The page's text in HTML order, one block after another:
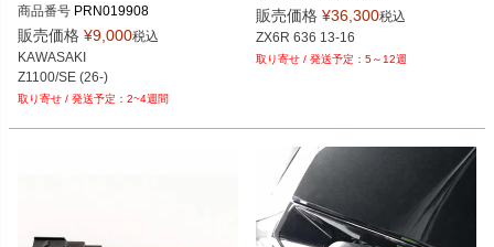
商品番号 PRN019908
PRN019908-02
PRN019908-03
販売価格 ¥9,000税込
KAWASAKI
Z1100/SE (26-)
2~4週間
850300086：未塗装
850312086：パールクリスタルホワ
イト
ングレイ
850367086:メタリックスパークブラ
850373086：フラットエボニー
850306086：エボニー、メタリック
マットカーボングレイ
販売価格 ¥36,300税込
ZX6R 636 13-16
5～12週